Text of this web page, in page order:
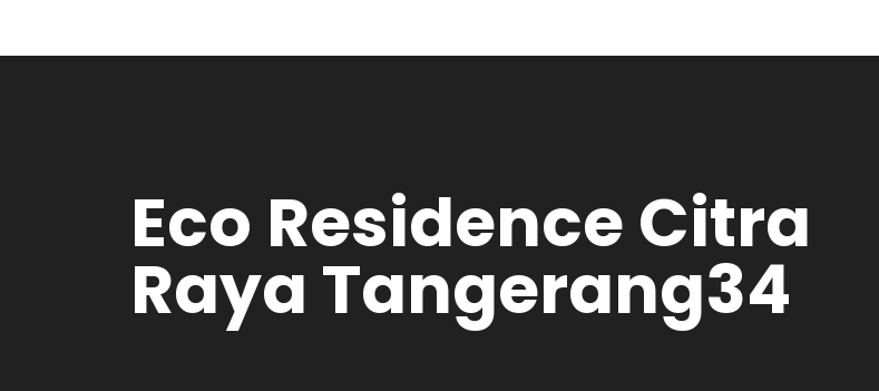
Eco Residence Citra
Raya Tangerang34